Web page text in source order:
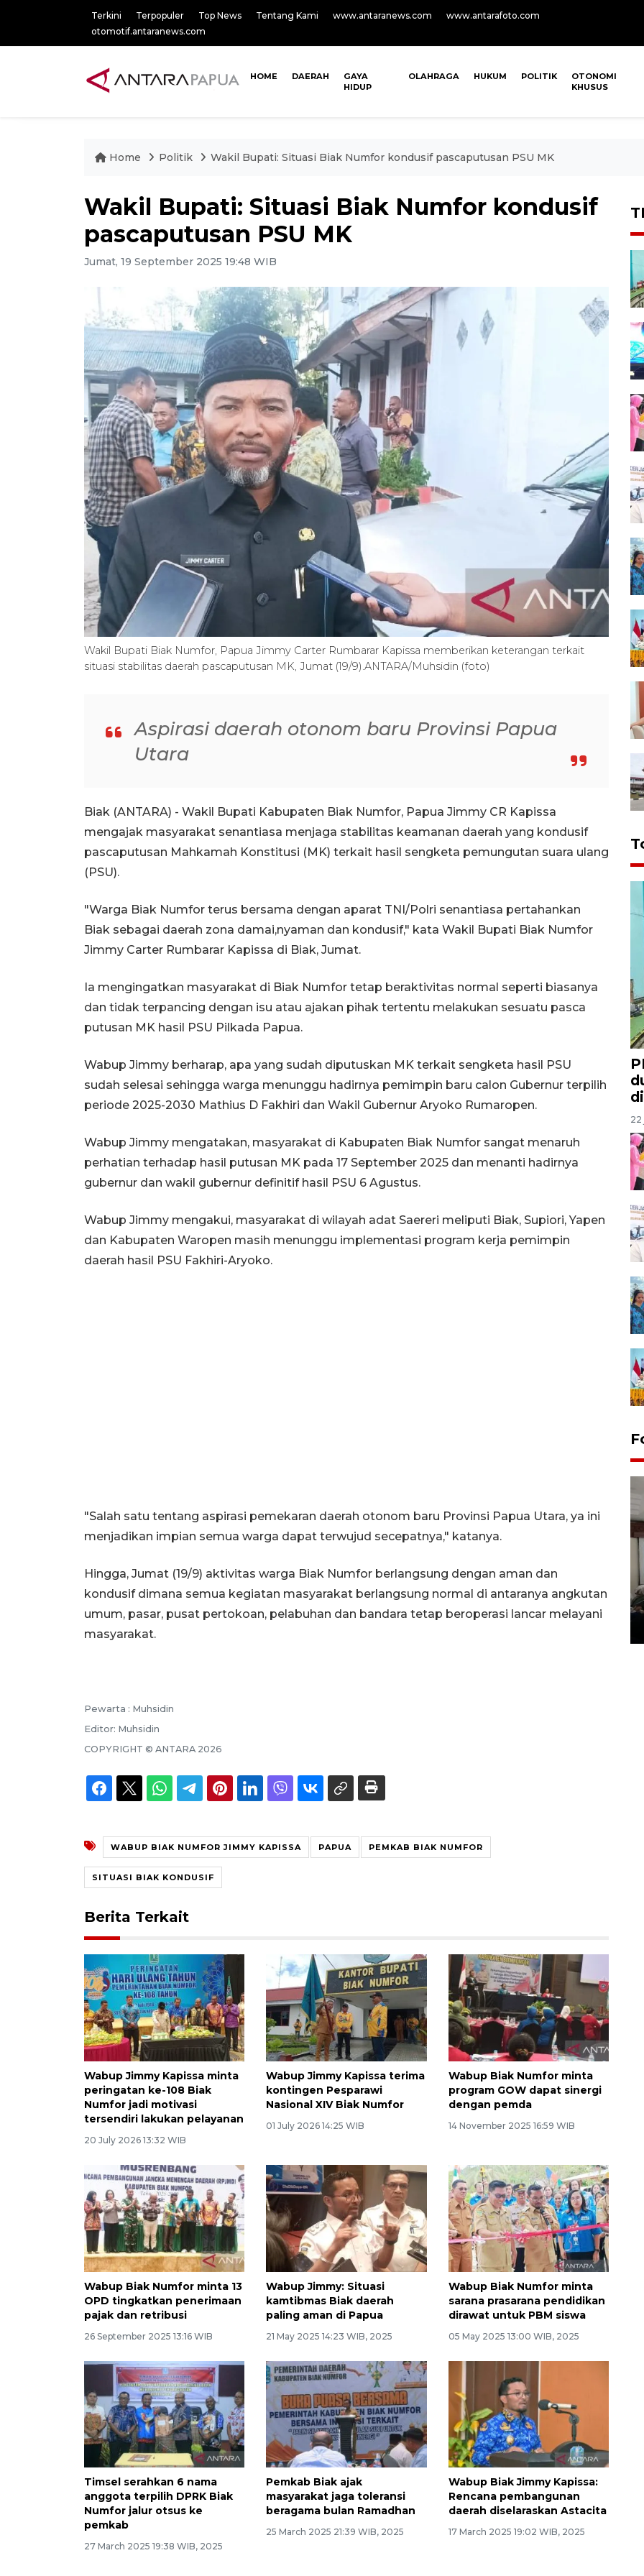
Terkini Terpopuler Top News Tentang Kami www.antaranews.com
www.antarafoto.com
otomotif.antaranews.com
HOME DAERAH
GAYA
HIDUP
OLAHRAGA HUKUM POLITIK
OTONOMI
KHUSUS
Home Politik Wakil Bupati: Situasi Biak Numfor kondusif pascaputusan PSU MK
Wakil Bupati: Situasi Biak Numfor kondusif
pascaputusan PSU MK
Jumat, 19 September 2025 19:48 WIB
Wakil Bupati Biak Numfor, Papua Jimmy Carter Rumbarar Kapissa memberikan keterangan terkait
situasi stabilitas daerah pascaputusan MK, Jumat (19/9).ANTARA/Muhsidin (foto)
Aspirasi daerah otonom baru Provinsi Papua
Utara
Biak (ANTARA) - Wakil Bupati Kabupaten Biak Numfor, Papua Jimmy CR Kapissa
mengajak masyarakat senantiasa menjaga stabilitas keamanan daerah yang kondusif
pascaputusan Mahkamah Konstitusi (MK) terkait hasil sengketa pemungutan suara ulang
(PSU).
"Warga Biak Numfor terus bersama dengan aparat TNI/Polri senantiasa pertahankan
Biak sebagai daerah zona damai,nyaman dan kondusif," kata Wakil Bupati Biak Numfor
Jimmy Carter Rumbarar Kapissa di Biak, Jumat.
Ia mengingatkan masyarakat di Biak Numfor tetap beraktivitas normal seperti biasanya
dan tidak terpancing dengan isu atau ajakan pihak tertentu melakukan sesuatu pasca
putusan MK hasil PSU Pilkada Papua.
Wabup Jimmy berharap, apa yang sudah diputuskan MK terkait sengketa hasil PSU
sudah selesai sehingga warga menunggu hadirnya pemimpin baru calon Gubernur terpilih
periode 2025-2030 Mathius D Fakhiri dan Wakil Gubernur Aryoko Rumaropen.
Wabup Jimmy mengatakan, masyarakat di Kabupaten Biak Numfor sangat menaruh
perhatian terhadap hasil putusan MK pada 17 September 2025 dan menanti hadirnya
gubernur dan wakil gubernur definitif hasil PSU 6 Agustus.
Wabup Jimmy mengakui, masyarakat di wilayah adat Saereri meliputi Biak, Supiori, Yapen
dan Kabupaten Waropen masih menunggu implementasi program kerja pemimpin
daerah hasil PSU Fakhiri-Aryoko.
"Salah satu tentang aspirasi pemekaran daerah otonom baru Provinsi Papua Utara, ya ini
menjadikan impian semua warga dapat terwujud secepatnya," katanya.
Hingga, Jumat (19/9) aktivitas warga Biak Numfor berlangsung dengan aman dan
kondusif dimana semua kegiatan masyarakat berlangsung normal di antaranya angkutan
umum, pasar, pusat pertokoan, pelabuhan dan bandara tetap beroperasi lancar melayani
masyarakat.
Pewarta : Muhsidin
Editor: Muhsidin
COPYRIGHT © ANTARA 2026
WABUP BIAK NUMFOR JIMMY KAPISSA PAPUA PEMKAB BIAK NUMFOR
SITUASI BIAK KONDUSIF
Berita Terkait
Wabup Jimmy Kapissa minta
peringatan ke-108 Biak
Numfor jadi motivasi
tersendiri lakukan pelayanan
20 July 2026 13:32 WIB
Wabup Jimmy Kapissa terima
kontingen Pesparawi
Nasional XIV Biak Numfor
01 July 2026 14:25 WIB
Wabup Biak Numfor minta
program GOW dapat sinergi
dengan pemda
14 November 2025 16:59 WIB
Wabup Biak Numfor minta 13
OPD tingkatkan penerimaan
pajak dan retribusi
26 September 2025 13:16 WIB
Wabup Jimmy: Situasi
kamtibmas Biak daerah
paling aman di Papua
21 May 2025 14:23 WIB, 2025
Wabup Biak Numfor minta
sarana prasarana pendidikan
dirawat untuk PBM siswa
05 May 2025 13:00 WIB, 2025
Timsel serahkan 6 nama
anggota terpilih DPRK Biak
Numfor jalur otsus ke
pemkab
27 March 2025 19:38 WIB, 2025
Pemkab Biak ajak
masyarakat jaga toleransi
beragama bulan Ramadhan
25 March 2025 21:39 WIB, 2025
Wabup Biak Jimmy Kapissa:
Rencana pembangunan
daerah diselaraskan Astacita
17 March 2025 19:02 WIB, 2025
22
Antara Biro Papua
bersilahturahmi dengan
Pendam XVII/Cenderawasih